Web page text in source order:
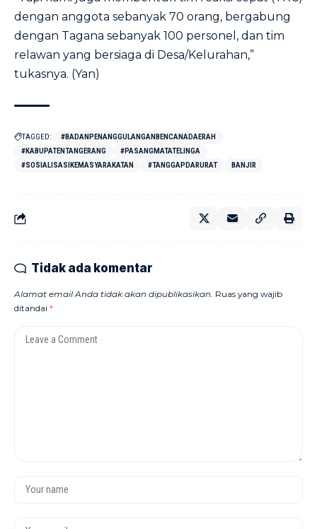
dengan anggota sebanyak 70 orang, bergabung
dengan Tagana sebanyak 100 personel, dan tim
relawan yang bersiaga di Desa/Kelurahan,”
tukasnya. (Yan)
TAGGED:
#BADANPENANGGULANGANBENCANADAERAH
#KABUPATENTANGERANG
#PASANGMATATELINGA
#SOSIALISASIKEMASYARAKATAN
#TANGGAPDARURAT BANJIR
Tidak ada komentar
Alamat email Anda tidak akan dipublikasikan. Ruas yang wajib
ditandai *